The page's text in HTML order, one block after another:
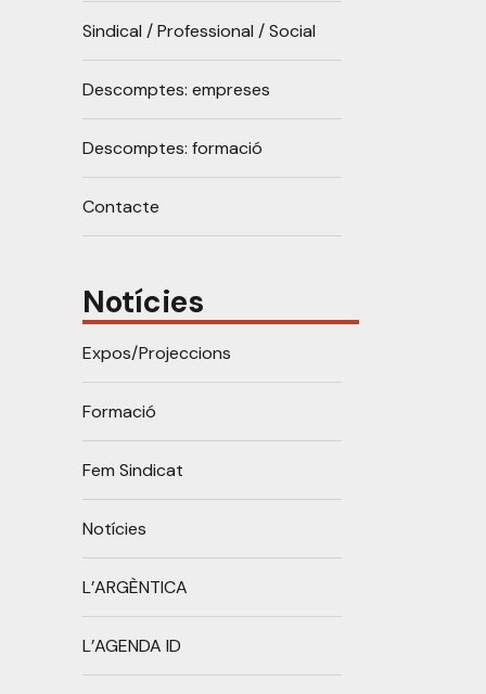
Sindical / Professional / Social
Descomptes: empreses
Descomptes: formació
Contacte
Notícies
Expos/Projeccions
Formació
Fem Sindicat
Notícies
L’ARGÈNTICA
L’AGENDA ID